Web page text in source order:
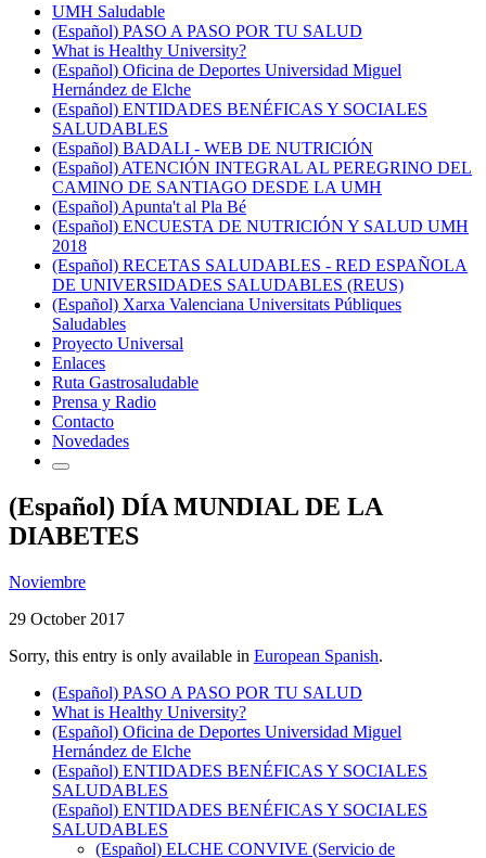
UMH Saludable
(Español) PASO A PASO POR TU SALUD
What is Healthy University?
(Español) Oficina de Deportes Universidad Miguel
Hernández de Elche
(Español) ENTIDADES BENÉFICAS Y SOCIALES
SALUDABLES
(Español) BADALI - WEB DE NUTRICIÓN
(Español) ATENCIÓN INTEGRAL AL PEREGRINO DEL
CAMINO DE SANTIAGO DESDE LA UMH
(Español) Apunta't al Pla Bé
(Español) ENCUESTA DE NUTRICIÓN Y SALUD UMH
2018
(Español) RECETAS SALUDABLES - RED ESPAÑOLA
DE UNIVERSIDADES SALUDABLES (REUS)
(Español) Xarxa Valenciana Universitats Públiques
Saludables
Proyecto Universal
Enlaces
Ruta Gastrosaludable
Prensa y Radio
Contacto
Novedades
(Español) DÍA MUNDIAL DE LA
DIABETES
Noviembre
29 October 2017
Sorry, this entry is only available in European Spanish.
(Español) PASO A PASO POR TU SALUD
What is Healthy University?
(Español) Oficina de Deportes Universidad Miguel
Hernández de Elche
(Español) ENTIDADES BENÉFICAS Y SOCIALES
SALUDABLES
(Español) ENTIDADES BENÉFICAS Y SOCIALES
SALUDABLES
(Español) ELCHE CONVIVE (Servicio de